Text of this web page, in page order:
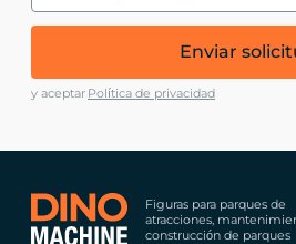
Enviar
y aceptar Política de privacidad
Figuras para parques de
atracciones,
construcción de parques